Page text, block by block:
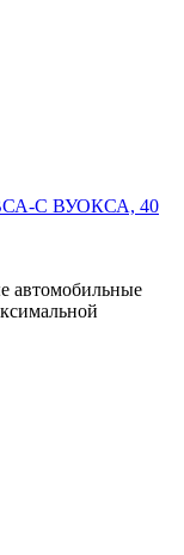
ВСА-С ВУОКСА, 40
автомобильные